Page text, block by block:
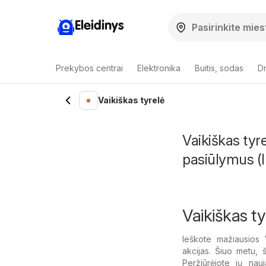
Eleidinys
Prekybos centrai Elektronika Buitis, sodas
Vaikiškas tyrelė
Vaikiškas
pasiūlymus
Vaikiškas
Ieškote
akcijas. Šiuo metu,
Peržiūrėjote jų